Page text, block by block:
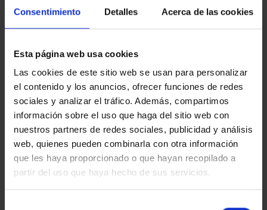
Consentimiento Detalles Acerca de las cookies
Esta página web usa cookies
Las cookies de este sitio web se usan para personalizar
el contenido y los anuncios, ofrecer funciones de redes
sociales y analizar el tráfico. Además, compartimos
información sobre el uso que haga del sitio web con
nuestros partners de redes sociales, publicidad y análisis
web, quienes pueden combinarla con otra información
que les haya proporcionado o que hayan recopilado a
partir del uso que haya hecho de sus servicios.
CIUDADES PATRIMONIO
II- MÉRIDA
73,00 €
CIUDADES PATRIMONIO
II - LA LAGUNA
73,00 €